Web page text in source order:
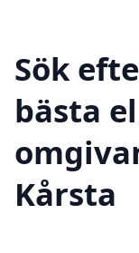
Sök
bästa
Kårsta